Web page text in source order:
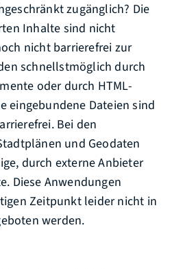
zugänglich? Die
Inhalte sind nicht
nicht barrierefrei zur
schnellstmöglich durch
oder durch HTML-
eingebundene Dateien sind
Bei den
und Geodaten
durch externe Anbieter
Diese Anwendungen
Zeitpunkt leider nicht in
werden.